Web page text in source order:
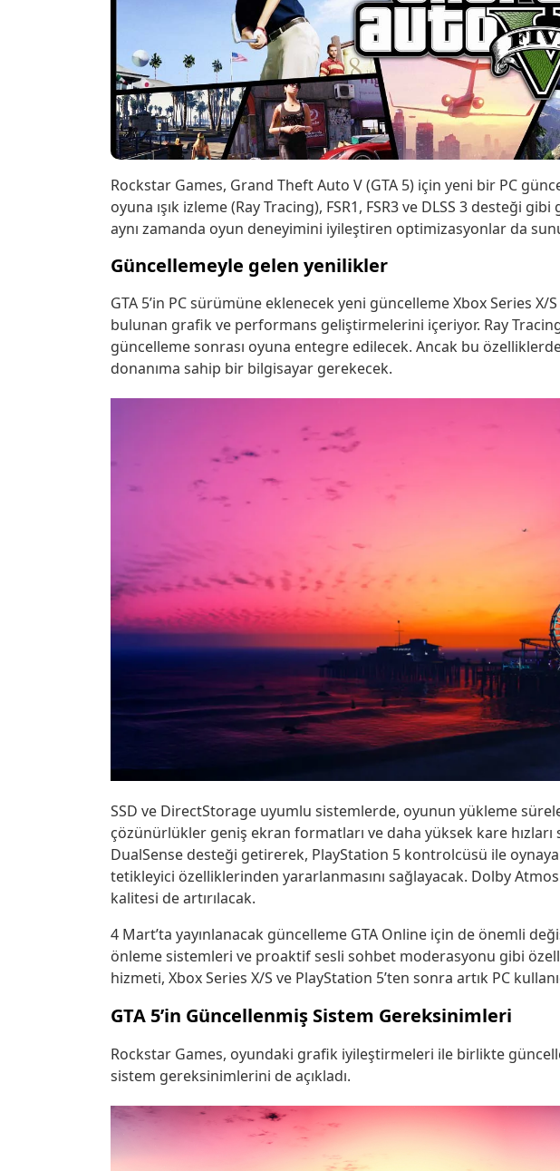
Rockstar Games, Grand Theft Auto V (GTA 5) için yeni bir PC
oyuna ışık izleme (Ray Tracing), FSR1, FSR3 ve DLSS 3 desteği
aynı zamanda oyun deneyimini iyileştiren optimizasyonlar da
Güncellemeyle gelen yenilikler
GTA 5’in PC sürümüne eklenecek yeni güncelleme Xbox Series
bulunan grafik ve performans geliştirmelerini içeriyor. Ray Tracing,
güncelleme sonrası oyuna entegre edilecek. Ancak bu
donanıma sahip bir bilgisayar gerekecek.
SSD ve DirectStorage uyumlu sistemlerde, oyunun yükleme
çözünürlükler geniş ekran formatları ve daha yüksek kare hızları
DualSense desteği getirerek, PlayStation 5 kontrolcüsü ile
tetikleyici özelliklerinden yararlanmasını sağlayacak. Dolby
kalitesi de artırılacak.
4 Mart’ta yayınlanacak güncelleme GTA Online için de önemli
önleme sistemleri ve proaktif sesli sohbet moderasyonu gibi
hizmeti, Xbox Series X/S ve PlayStation 5’ten sonra artık PC
GTA 5’in Güncellenmiş Sistem Gereksinimleri
Rockstar Games, oyundaki grafik iyileştirmeleri ile birlikte
sistem gereksinimlerini de açıkladı.